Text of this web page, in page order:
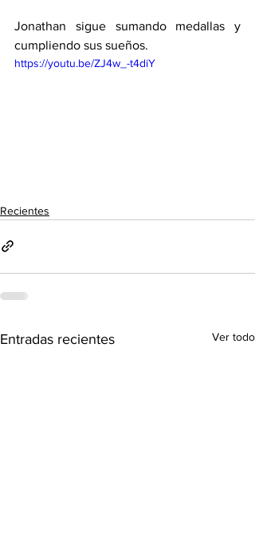
Jonathan sigue sumando medallas y
cumpliendo sus sueños.
https://youtu.be/ZJ4w_-t4diY
Recientes
Entradas recientes Ver todo